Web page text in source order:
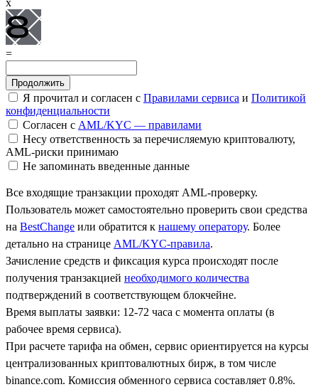
=
Я прочитал и согласен с Правилами сервиса и Политикой
конфиденциальности
Согласен с AML/KYC — правилами
Несу ответственность за перечисляемую криптовалюту,
AML-риски принимаю
Не запоминать введенные данные
Все входящие транзакции проходят AML-проверку.
Пользователь может самостоятельно проверить свои средства
на BestChange или обратится к нашему оператору. Более
детально на странице AML/KYC-правила.
Зачисление средств и фиксация курса происходят после
получения транзакцией необходимого количества
подтверждений в соответствующем блокчейне.
Время выплаты заявки: 12-72 часа с момента оплаты (в
рабочее время сервиса).
При расчете тарифа на обмен, сервис ориентируется на курсы
централизованных криптовалютных бирж, в том числе
binance.com. Комиссия обменного сервиса составляет 0.8%.